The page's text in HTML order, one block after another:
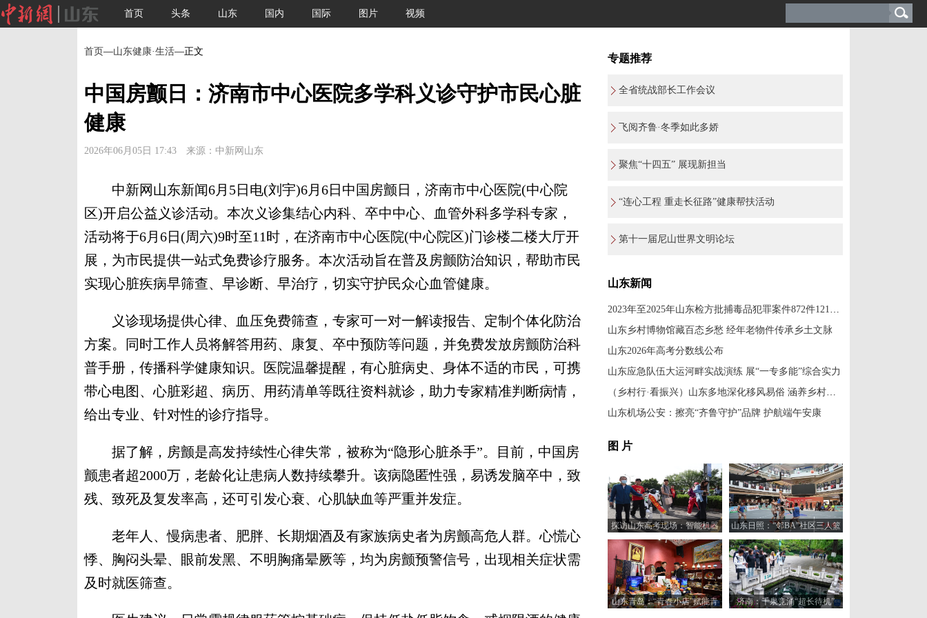
首页 头条 山东 国内 国际 图片 视频
首页—山东健康·生活—正文
中国房颤日：济南市中心医院多学科义诊守护市民心脏
健康
2026年06月05日 17:43 来源：中新网山东
中新网山东新闻6月5日电(刘宇)6月6日中国房颤日，济南市中心医院(中心院
区)开启公益义诊活动。本次义诊集结心内科、卒中中心、血管外科多学科专家，
活动将于6月6日(周六)9时至11时，在济南市中心医院(中心院区)门诊楼二楼大厅开
展，为市民提供一站式免费诊疗服务。本次活动旨在普及房颤防治知识，帮助市民
实现心脏疾病早筛查、早诊断、早治疗，切实守护民众心血管健康。
义诊现场提供心律、血压免费筛查，专家可一对一解读报告、定制个体化防治
方案。同时工作人员将解答用药、康复、卒中预防等问题，并免费发放房颤防治科
普手册，传播科学健康知识。医院温馨提醒，有心脏病史、身体不适的市民，可携
带心电图、心脏彩超、病历、用药清单等既往资料就诊，助力专家精准判断病情，
给出专业、针对性的诊疗指导。
据了解，房颤是高发持续性心律失常，被称为“隐形心脏杀手”。目前，中国房
颤患者超2000万，老龄化让患病人数持续攀升。该病隐匿性强，易诱发脑卒中，致
残、致死及复发率高，还可引发心衰、心肌缺血等严重并发症。
老年人、慢病患者、肥胖、长期烟酒及有家族病史者为房颤高危人群。心慌心
悸、胸闷头晕、眼前发黑、不明胸痛晕厥等，均为房颤预警信号，出现相关症状需
及时就医筛查。
专题推荐
全省统战部长工作会议
飞阅齐鲁·冬季如此多娇
聚焦“十四五” 展现新担当
“连心工程 重走长征路”健康帮扶活动
第十一届尼山世界文明论坛
山东新闻
2023年至2025年山东检方批捕毒品犯罪案件872件1213人
山东乡村博物馆藏百态乡愁 经年老物件传承乡土文脉
山东2026年高考分数线公布
山东应急队伍大运河畔实战演练 展“一专多能”综合实力
（乡村行·看振兴）山东多地深化移风易俗 涵养乡村文明新风
山东机场公安：擦亮“齐鲁守护”品牌 护航端午安康
图 片
探访山东高考现场：智能机器
人“趣味护考”
山东日照：“邻BA”社区三人篮
球赛火热开打
山东青岛：“青春小店”赋能青
济南：千泉竞涌“超长待机”